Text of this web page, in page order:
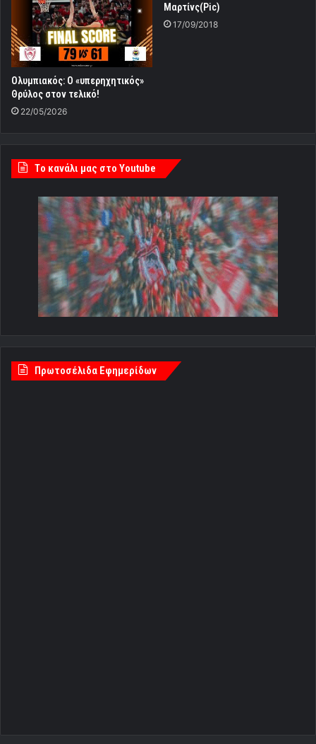
Ολυμπιακός: Ο «υπερηχητικός»
Θρύλος στον τελικό!
22/05/2026
Μαρτίνς(Pic)
17/09/2018
Tο κανάλι μας στο Youtube
Πρωτοσέλιδα Εφημερίδων